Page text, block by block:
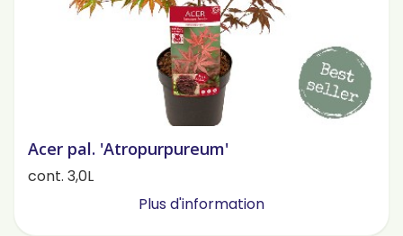
Acer pal. 'Atropurpureum'
cont. 3,0L
Plus d'information